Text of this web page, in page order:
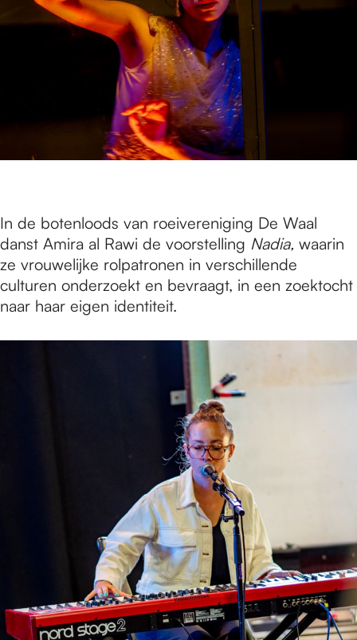
In de botenloods van roeivereniging De Waal
danst Amira al Rawi de voorstelling Nadia, waarin
ze vrouwelijke rolpatronen in verschillende
culturen onderzoekt en bevraagt, in een zoektocht
naar haar eigen identiteit.